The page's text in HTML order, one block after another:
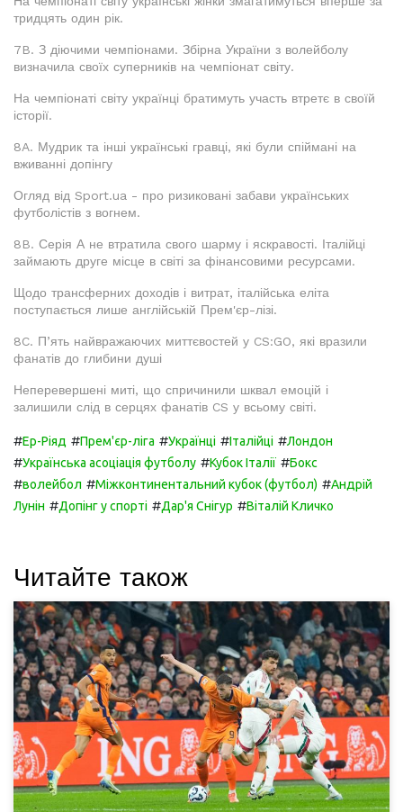
тридцять один рік.
7B. З діючими чемпіонами. Збірна України з волейболу
визначила своїх суперників на чемпіонат світу.
На чемпіонаті світу українці братимуть участь втретє в своїй
історії.
8A. Мудрик та інші українські гравці, які були спіймані на
вживанні допінгу
Огляд від Sport.ua - про ризиковані забави українських
футболістів з вогнем.
8B. Серія А не втратила свого шарму і яскравості. Італійці
займають друге місце в світі за фінансовими ресурсами.
Щодо трансферних доходів і витрат, італійська еліта
поступається лише англійській Прем'єр-лізі.
8C. П’ять найвражаючих миттєвостей у CS:GO, які вразили
фанатів до глибини душі
Неперевершені миті, що спричинили шквал емоцій і
залишили слід в серцях фанатів CS у всьому світі.
#Ер-Ріяд #Прем'єр-ліга #Українці #Італійці #Лондон
#Українська асоціація футболу #Кубок Італії #Бокс
#волейбол #Міжконтинентальний кубок (футбол) #Андрій
Лунін #Допінг у спорті #Дар'я Снігур #Віталій Кличко
Читайте також